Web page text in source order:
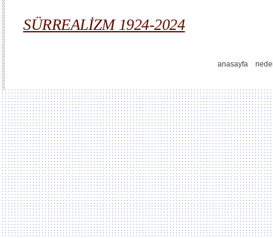
SÜRREALİZM 1924-2024
anasayfa